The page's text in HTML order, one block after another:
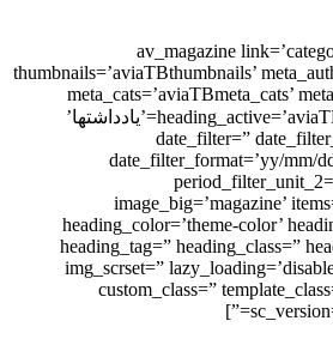
[av_magazine
thumbnails=’aviaTBthumbnails’
heading_active=’aviaTBheading_active’ heading=’یادداشتها’
date_filter=”
heading_color=’theme-
heading_tag=”
img_scrset=”
custom_class=”